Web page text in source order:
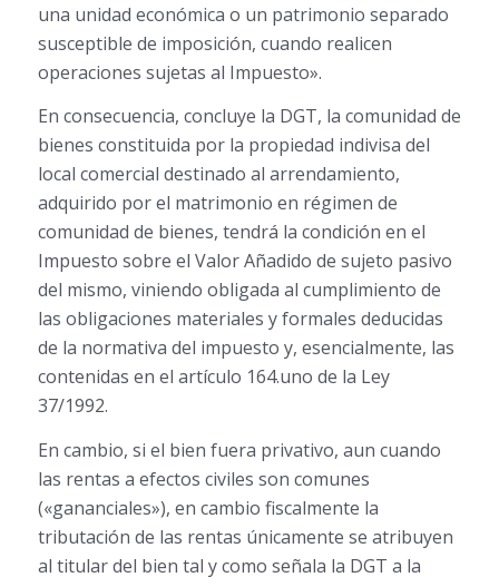
una unidad económica o un patrimonio separado
susceptible de imposición, cuando realicen
operaciones sujetas al Impuesto».
En consecuencia, concluye la DGT, la comunidad de
bienes constituida por la propiedad indivisa del
local comercial destinado al arrendamiento,
adquirido por el matrimonio en régimen de
comunidad de bienes, tendrá la condición en el
Impuesto sobre el Valor Añadido de sujeto pasivo
del mismo, viniendo obligada al cumplimiento de
las obligaciones materiales y formales deducidas
de la normativa del impuesto y, esencialmente, las
contenidas en el artículo 164.uno de la Ley
37/1992.
En cambio, si el bien fuera privativo, aun cuando
las rentas a efectos civiles son comunes
(«gananciales»), en cambio fiscalmente la
tributación de las rentas únicamente se atribuyen
al titular del bien tal y como señala la DGT a la